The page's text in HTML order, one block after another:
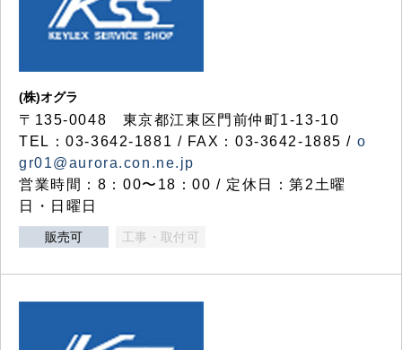
(株)オグラ
〒135-0048 東京都江東区門前仲町1-13-10
TEL：03-3642-1881 / FAX：03-3642-1885 / o
gr01@aurora.con.ne.jp
営業時間：8：00〜18：00 / 定休日：第2土曜
日・日曜日
販売可 工事・取付可